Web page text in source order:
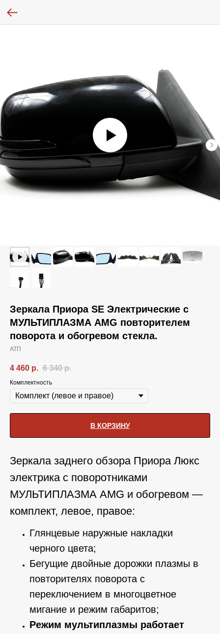
Зеркала Приора SE Электрические с
МУЛЬТИПЛАЗМА AMG повторителем
поворота и обогревом стекла.
АТП
4 460 р. 6 340 р.
Комплектность
В КОРЗИНУ
Зеркала заднего обзора Приора Люкс
электрика с поворотниками
МУЛЬТИПЛАЗМА AMG и обогревом —
комплект, левое, правое:
Глянцевые наружные накладки
черного цвета;
Бегущие двойные дорожки плазмы в
повторителях поворота с
переключением в многоцветное
мигание и режим габаритов;
Режим мультиплазмы работает